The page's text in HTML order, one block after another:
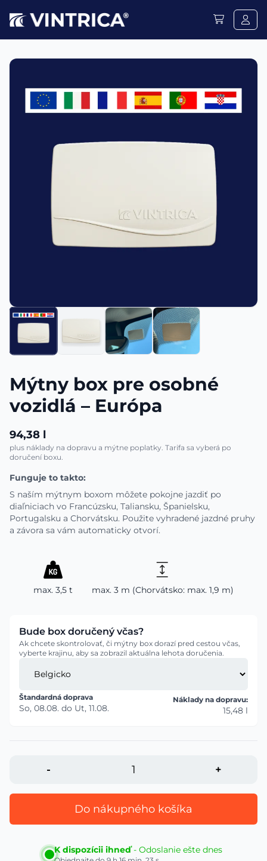
Mýtny box pre osobné
vozidlá – Európa
94,38 l
plus náklady na dopravu a mýtne poplatky. Tarifa sa vyberá po
doručení boxu.
Funguje to takto:
S naším mýtnym boxom môžete pokojne jazdiť po
diaľniciach vo Francúzsku, Taliansku, Španielsku,
Portugalsku a Chorvátsku. Použite vyhradené jazdné pruhy
a závora sa vám automaticky otvorí.
max. 3,5 t max. 3 m (Chorvátsko: max. 1,9 m)
Bude box doručený včas?
Ak chcete skontrolovať, či mýtny box dorazí pred cestou včas,
vyberte krajinu, aby sa zobrazil aktuálna lehota doručenia.
Štandardná doprava
So, 08.08. do Ut, 11.08.
Náklady na dopravu:
15,48 l
- +
Do nákupného košíka
K dispozícii ihneď - Odoslanie ešte dnes